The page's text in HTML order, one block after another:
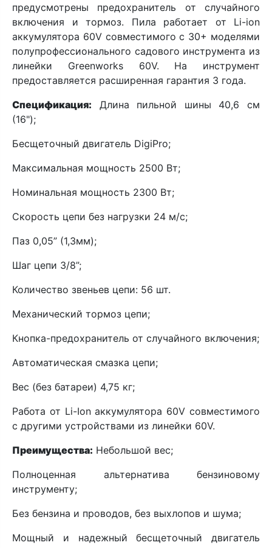
предусмотрены предохранитель от случайного
включения и тормоз. Пила работает от Li-ion
аккумулятора 60V совместимого с 30+ моделями
полупрофессионального садового инструмента из
линейки Greenworks 60V. На инструмент
предоставляется расширенная гарантия 3 года.
Спецификация: Длина пильной шины 40,6 см
(16");
Бесщеточный двигатель DigiPro;
Максимальная мощность 2500 Вт;
Номинальная мощность 2300 Вт;
Скорость цепи без нагрузки 24 м/c;
Паз 0,05” (1,3мм);
Шаг цепи 3/8”;
Количество звеньев цепи: 56 шт.
Механический тормоз цепи;
Кнопка-предохранитель от случайного включения;
Автоматическая смазка цепи;
Вес (без батареи) 4,75 кг;
Работа от Li-Ion аккумулятора 60V совместимого
с другими устройствами из линейки 60V.
Преимущества: Небольшой вес;
Полноценная альтернатива бензиновому
инструменту;
Без бензина и проводов, без выхлопов и шума;
Мощный и надежный бесщеточный двигатель